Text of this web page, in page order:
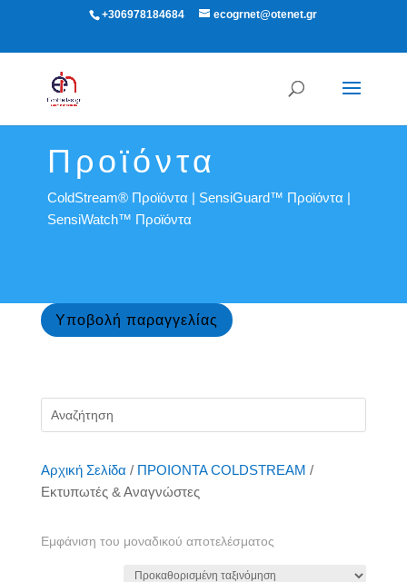
+306978184684 ecogrnet@otenet.gr
Προϊόντα
ColdStream® Προϊόντα | SensiGuard™ Προϊόντα |
SensiWatch™ Προϊόντα
Υποβολή παραγγελίας
Αρχική Σελίδα / ΠΡΟΙΟΝΤΑ COLDSTREAM /
Εκτυπωτές & Αναγνώστες
Εμφάνιση του μοναδικού αποτελέσματος